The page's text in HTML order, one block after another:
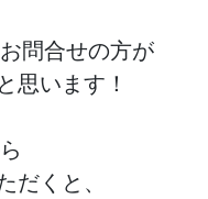
問合せの方が
思います！
だくと、